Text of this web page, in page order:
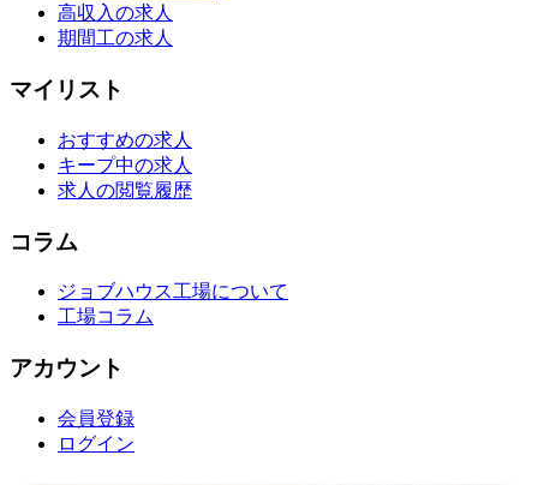
高収入の求人
期間工の求人
マイリスト
おすすめの求人
キープ中の求人
求人の閲覧履歴
コラム
ジョブハウス工場について
工場コラム
アカウント
会員登録
ログイン